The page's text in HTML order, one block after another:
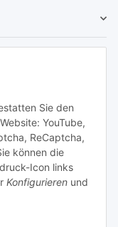
Sie den
YouTube,
ReCaptcha,
können die
Icon links
Konfigurieren und